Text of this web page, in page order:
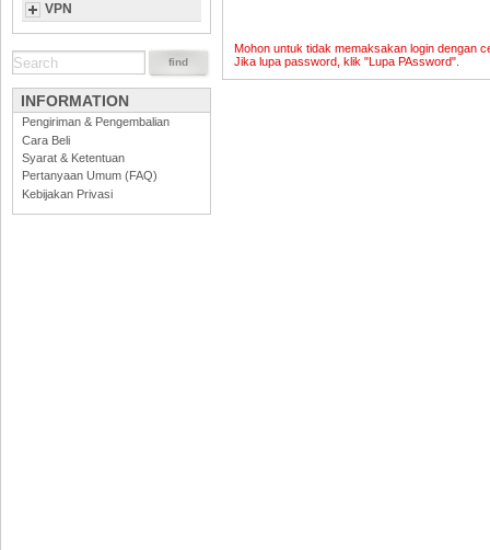
VPN
INFORMATION
Pengiriman & Pengembalian
Cara Beli
Syarat & Ketentuan
Pertanyaan Umum (FAQ)
Kebijakan Privasi
Mohon untuk tidak memaksakan login dengan
Jika lupa password, klik "Lupa PAssword".